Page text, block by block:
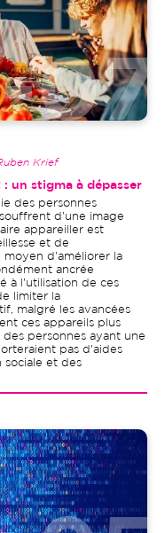
Krief
: un stigma à dépasser
des personnes
d'une image
appareiller est
et de
d'améliorer la
ancrée
à l'utilisation de ces
limiter la
malgré les avancées
ces appareils plus
personnes ayant une
pas d'aides
sociale et des